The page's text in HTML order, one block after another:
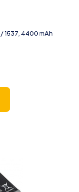
1537, 4400 mAh